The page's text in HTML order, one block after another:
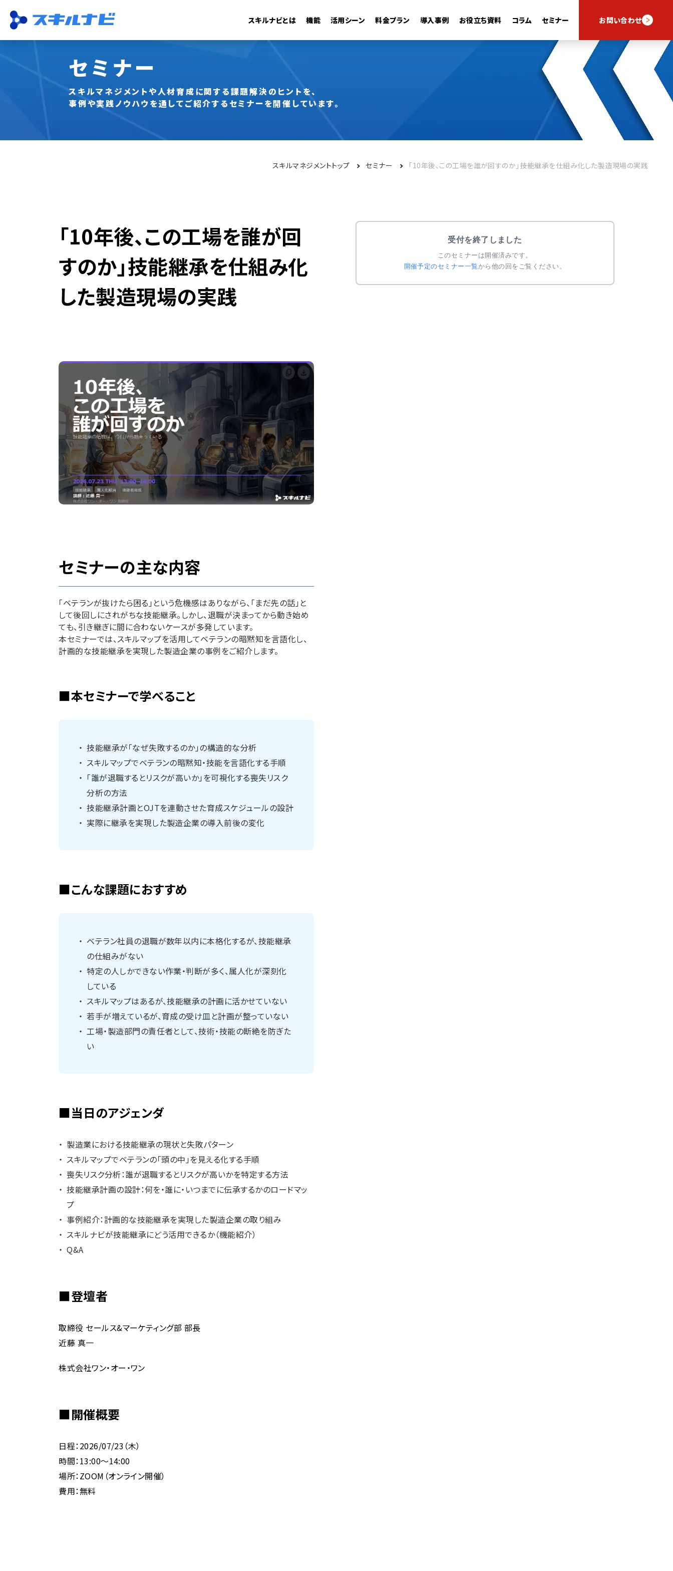
スキルナビとは 機能
機能一覧スキル管理 スキルナビAI
活用シーン
ISO運用収集・一元管理
料金プラン 導入事例 お役立ち資料 コラム セミナー お問い合わせ
セミナー
スキルマネジメントや人材育成に関する課題解決のヒントを、
事例や実践ノウハウを通してご紹介するセミナーを開催しています。
スキルマネジメントトップ セミナー 「10年後、この工場を誰が回すのか」――技能継承を仕組み化した製造現場の実践
「10年後、この工場を誰が回
すのか」――技能継承を仕組み化
した製造現場の実践
セミナーの主な内容
「ベテランが抜けたら困る」という危機感はありながら、「まだ先の話」と
して後回しにされがちな技能継承。しかし、退職が決まってから動き始め
ても、引き継ぎに間に合わないケースが多発しています。
本セミナーでは、スキルマップを活用してベテランの暗黙知を言語化し、
計画的な技能継承を実現した製造企業の事例をご紹介します。
■本セミナーで学べること
技能継承が「なぜ失敗するのか」の構造的な分析
スキルマップでベテランの暗黙知・技能を言語化する手順
「誰が退職するとリスクが高いか」を可視化する喪失リスク
分析の方法
技能継承計画とOJTを連動させた育成スケジュールの設計
実際に継承を実現した製造企業の導入前後の変化
■こんな課題におすすめ
ベテラン社員の退職が数年以内に本格化するが、技能継承
の仕組みがない
特定の人しかできない作業・判断が多く、属人化が深刻化
している
スキルマップはあるが、技能継承の計画に活かせていない
若手が増えているが、育成の受け皿と計画が整っていない
工場・製造部門の責任者として、技術・技能の断絶を防ぎた
い
■当日のアジェンダ
製造業における技能継承の現状と失敗パターン
スキルマップでベテランの「頭の中」を見える化する手順
喪失リスク分析：誰が退職するとリスクが高いかを特定する方法
技能継承計画の設計：何を・誰に・いつまでに伝承するかのロードマッ
プ
事例紹介：計画的な技能継承を実現した製造企業の取り組み
スキルナビが技能継承にどう活用できるか（機能紹介）
Q&A
■登壇者
取締役 セールス&マーケティング部 部長
近藤 真一
株式会社ワン・オー・ワン
■開催概要
日程：2026/07/23（木）
時間：13:00〜14:00
場所：ZOOM（オンライン開催）
費用：無料
受付を終了しました
このセミナーは開催済みです。
開催予定のセミナー一覧から他の回をご覧ください。